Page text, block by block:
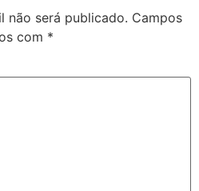
não será publicado. Campos
com *